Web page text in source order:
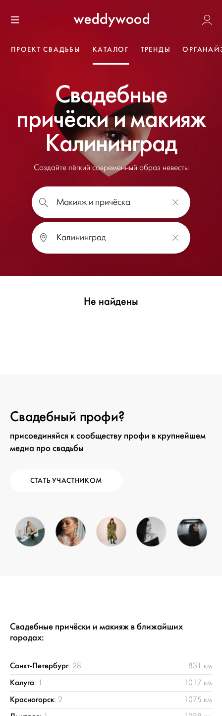
к содержанию
Weddywood
ПРОЕКТ СВАДЬБЫ КАТАЛОГ ТРЕНДЫ
Свадебные
причёски и макияж
Калининград
Создайте лёгкий современный образ невесты
Не найдены
Свадебный профи?
присоединяйся к сообществу профи в крупнейшем
медиа про свадьбы
СТАТЬ УЧАСТНИКОМ
Свадебные причёски и макияж в ближайших
городах:
Санкт-Петербург: 28 831 км
Калуга: 1 1017 км
Красногорск: 2 1075 км